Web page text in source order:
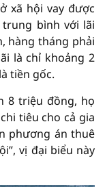
xã hội vay được
bình với lãi
hàng tháng phải
là chỉ khoảng 2
tiền gốc.
8 triệu đồng, họ
tiêu cho cả gia
phương án thuê
vị đại biểu này